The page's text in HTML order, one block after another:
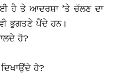
ਹੈ ਤੇ ਆਦਰਸ਼ਾ ’ਤੇ ਚੱਲਣ ਦਾ
ਭੁਗਤਣੇ ਪੈਂਦੇ ਹਨ।
ਹੋ?
ਹੋ?